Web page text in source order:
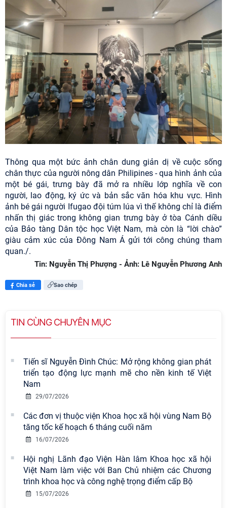
Thông qua một bức ảnh chân dung giản dị về cuộc sống
chân thực của người nông dân Philipines - qua hình ảnh của
một bé gái, trưng bày đã mở ra nhiều lớp nghĩa về con
người, lao động, ký ức và bản sắc văn hóa khu vực. Hình
ảnh bé gái người Ifugao đội túm lúa vì thế không chỉ là điểm
nhấn thị giác trong không gian trưng bày ở tòa Cánh diều
của Bảo tàng Dân tộc học Việt Nam, mà còn là “lời chào”
giàu cảm xúc của Đông Nam Á gửi tới công chúng tham
quan./.
Tin: Nguyễn Thị Phượng - Ảnh: Lê Nguyễn Phương Anh
Chia sẻ Sao chép
TIN CÙNG CHUYÊN MỤC
Tiến sĩ Nguyễn Đình Chúc: Mở rộng không gian phát
triển tạo động lực mạnh mẽ cho nền kinh tế Việt
Nam
29/07/2026
Các đơn vị thuộc viện Khoa học xã hội vùng Nam Bộ
tăng tốc kế hoạch 6 tháng cuối năm
16/07/2026
Hội nghị Lãnh đạo Viện Hàn lâm Khoa học xã hội
Việt Nam làm việc với Ban Chủ nhiệm các Chương
trình khoa học và công nghệ trọng điểm cấp Bộ
15/07/2026
Viện Hàn lâm Khoa học xã hội Việt
Nam có 02 tác phẩm đạt giải khuyến
khích tại Cuộc thi chính luận bảo vệ
nền tảng tư tưởng của Đảng năm
2026